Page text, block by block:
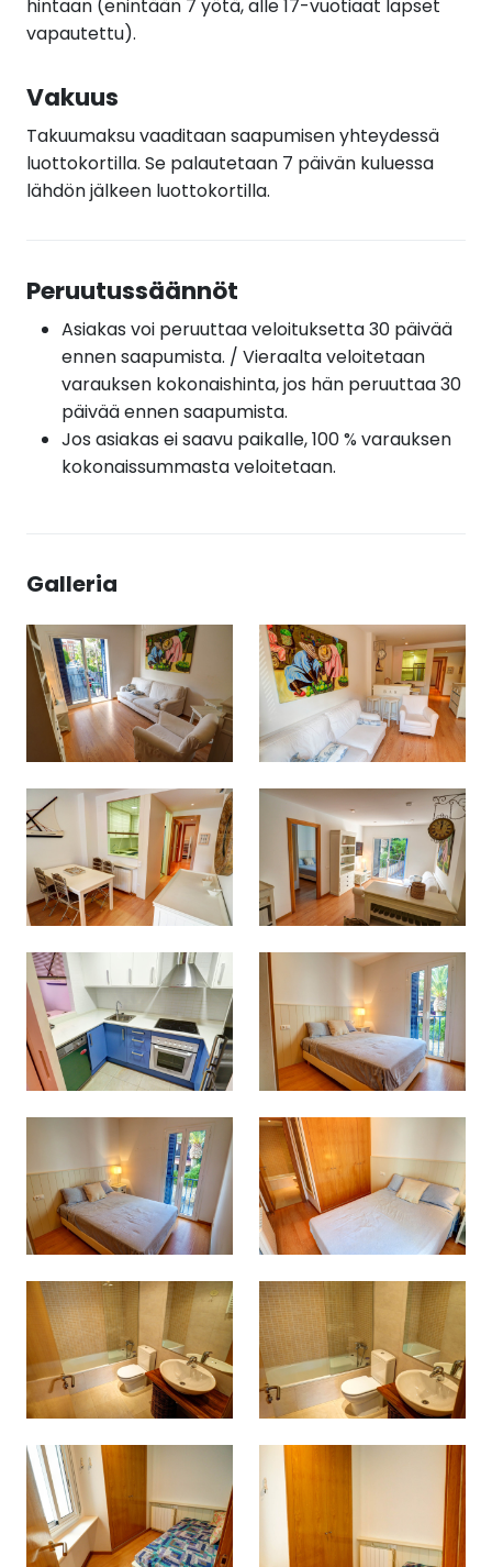
hintaan (enintään 7 yötä, alle 17-vuotiaat lapset
vapautettu).
Vakuus
Takuumaksu vaaditaan saapumisen yhteydessä
luottokortilla. Se palautetaan 7 päivän kuluessa
lähdön jälkeen luottokortilla.
Peruutussäännöt
Asiakas voi peruuttaa veloituksetta 30 päivää
ennen saapumista. / Vieraalta veloitetaan
varauksen kokonaishinta, jos hän peruuttaa 30
päivää ennen saapumista.
Jos asiakas ei saavu paikalle, 100 % varauksen
kokonaissummasta veloitetaan.
Galleria